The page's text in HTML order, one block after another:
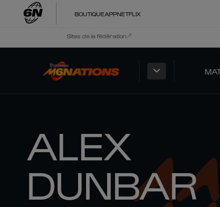
BOUTIQUEAPPNETFLIX
Sites de la fédération
ALEX
DUNBAR